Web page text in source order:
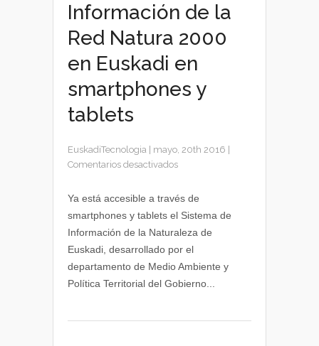
Información de la
Red Natura 2000
en Euskadi en
smartphones y
tablets
EuskadiTecnologia mayo, 20th 2016
Comentarios desactivadosen
de
Natura
2000
en
Euskadi
Ya está accesible a través de
smartphones y tablets el Sistema de
Información de la Naturaleza de
Euskadi, desarrollado por el
departamento de Medio Ambiente y
Política Territorial del Gobierno...